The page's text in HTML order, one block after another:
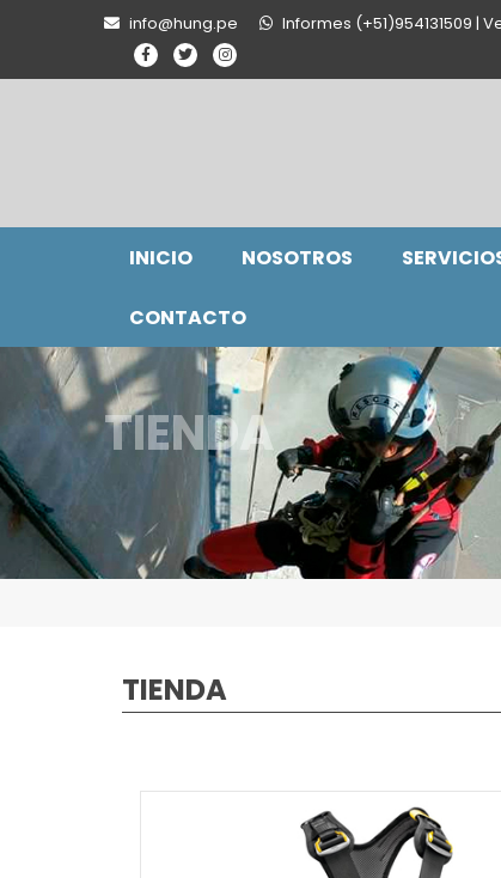
info@hung.pe Informes (+51)954131509 |
INICIO NOSOTROS
CONTACTO
TIENDA
TIENDA